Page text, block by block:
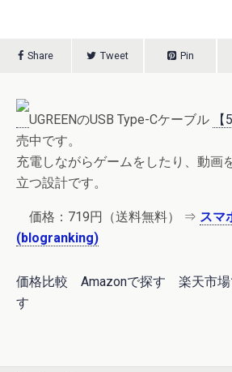
Share Tweet Pin
UGREENのUSB Type-Cケーブル
売中です。
充電しながらゲームをしたり、動画
立つ設計です。
価格： 719円 （送料無料） ⇒ スマ
(blogranking)
価格比較 Amazonで探す 楽天市
す